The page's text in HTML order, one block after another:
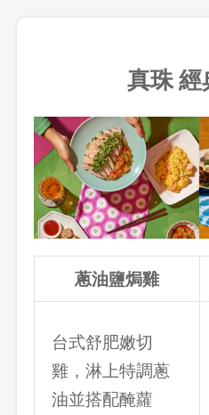
真珠 經
蔥油鹽焗雞
台式舒肥嫩切
雞，淋上特調蔥
油並搭配醃蘿